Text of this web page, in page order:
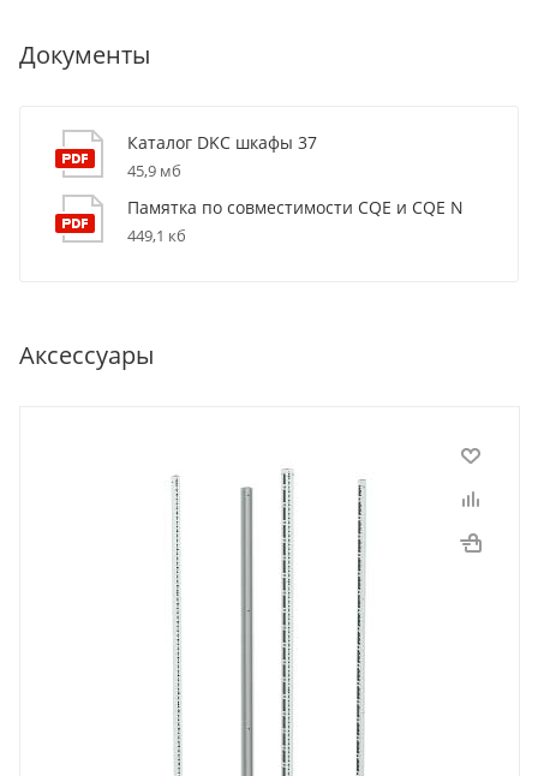
Документы
Каталог DKC шкафы 37
45,9 мб
Памятка по совместимости CQE и CQE N
449,1 кб
Аксессуары